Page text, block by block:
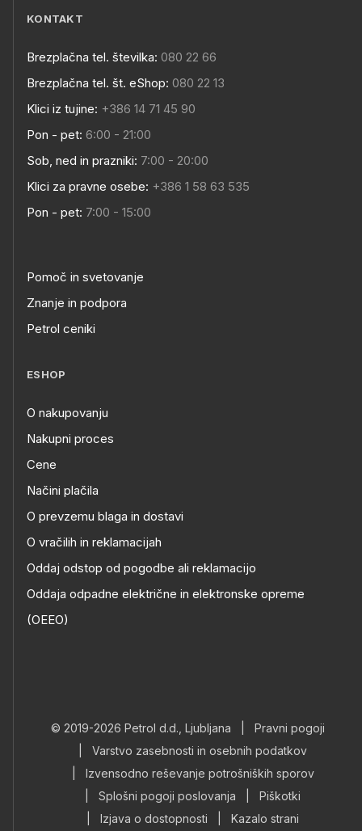
KONTAKT
Brezplačna tel. številka: 080 22 66
Brezplačna tel. št. eShop: 080 22 13
Klici iz tujine: +386 14 71 45 90
Pon - pet: 6:00 - 21:00
Sob, ned in prazniki: 7:00 - 20:00
Klici za pravne osebe: +386 1 58 63 535
Pon - pet: 7:00 - 15:00
Pomoč in svetovanje
Znanje in podpora
Petrol ceniki
ESHOP
O nakupovanju
Nakupni proces
Cene
Načini plačila
O prevzemu blaga in dostavi
O vračilih in reklamacijah
Oddaj odstop od pogodbe ali reklamacijo
Oddaja odpadne električne in elektronske opreme
(OEEO)
© 2019-2026 Petrol d.d., Ljubljana
Pravni pogoji
Varstvo zasebnosti in osebnih podatkov
Izvensodno reševanje potrošniških sporov
Splošni pogoji poslovanja
Piškotki
Izjava o dostopnosti Kazalo strani